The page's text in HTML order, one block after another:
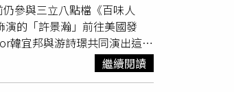
參與三立八點檔《百味人
的「許景瀚」前往美國發
韓宜邦與游詩璟共同演出這場
禾完成告別戲，真摯情感逼
心形鑰匙圈與一封親筆信作為
繼續閱讀